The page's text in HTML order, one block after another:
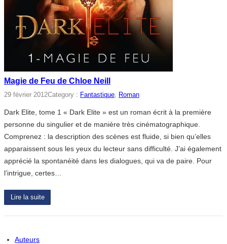
Magie de Feu de Chloe Neill
29 février 2012Category : Fantastique, Roman
Dark Elite, tome 1 « Dark Elite » est un roman écrit à la première
personne du singulier et de manière très cinématographique.
Comprenez : la description des scènes est fluide, si bien qu’elles
apparaissent sous les yeux du lecteur sans difficulté. J’ai également
apprécié la spontanéité dans les dialogues, qui va de paire. Pour
l’intrigue, certes…
Lire la suite
Auteurs